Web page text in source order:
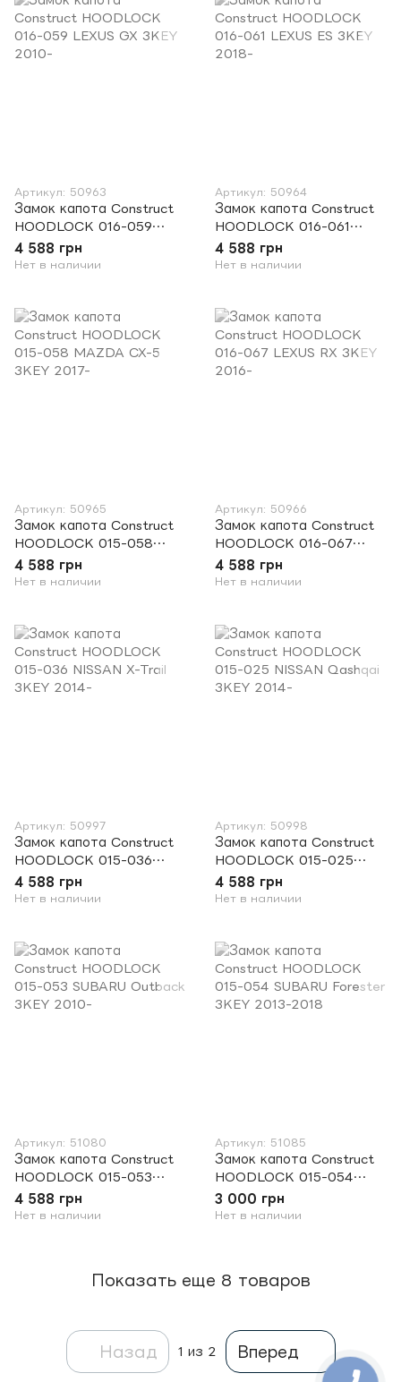
Артикул: 50963
Замок капота Construct
HOODLOCK 016-059
LEXUS GX 3KEY 2010-
4 588 грн
Нет в наличии
Артикул: 50964
Замок капота Construct
HOODLOCK 016-061
LEXUS ES 3KEY 2018-
4 588 грн
Нет в наличии
Артикул: 50965
Замок капота Construct
HOODLOCK 015-058
MAZDA CX-5 3KEY 2017-
4 588 грн
Нет в наличии
Артикул: 50966
Замок капота Construct
HOODLOCK 016-067
LEXUS RX 3KEY 2016-
4 588 грн
Нет в наличии
Артикул: 50997
Замок капота Construct
HOODLOCK 015-036
NISSAN X-Trail 3KEY
2014-
4 588 грн
Нет в наличии
Артикул: 50998
Замок капота Construct
HOODLOCK 015-025
NISSAN Qashqai 3KEY
2014-
4 588 грн
Нет в наличии
Артикул: 51080
Замок капота Construct
HOODLOCK 015-053
SUBARU Outback 3KEY
2010-
4 588 грн
Нет в наличии
Артикул: 51085
Замок капота Construct
HOODLOCK 015-054
SUBARU Forester 3KEY
2013-2018
3 000 грн
Нет в наличии
Показать еще 8 товаров
Назад 1 из 2 Вперед